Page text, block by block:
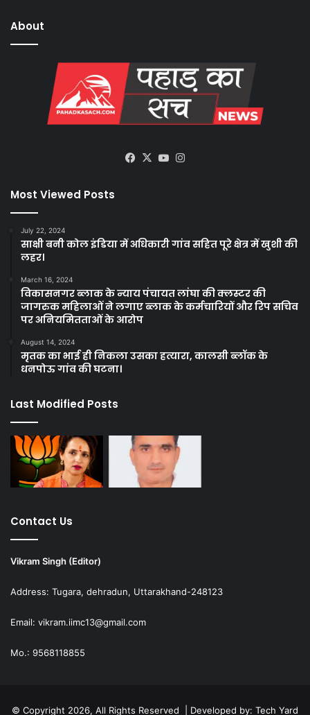
About
Facebook
X YouTube
Most Viewed Posts
July 22, 2024
साक्षी बनी कोल इंडिया में अधिकारी गांव सहित पूरे क्षेत्र में खुशी की
लहर।
March 16, 2024
विकासनगर ब्लाक के न्याय पंचायत लांघा की क्लस्टर की
जागरुक महिलाओं ने लगाए ब्लाक के कर्मचारियों और रिप सचिव
पर अनियमितताओं के आरोप
August 14, 2024
मृतक का भाई ही निकला उसका हत्यारा, कालसी ब्लॉक के
धनपोऊ गांव की घटना।
Last Modified Posts
Contact Us
Vikram Singh (Editor)
Address: Tugara, dehradun, Uttarakhand-248123
Email: vikram.iimc13@gmail.com
Mo.: 9568118855
© Copyright 2026, All Rights Reserved | Developed by: Tech Yard